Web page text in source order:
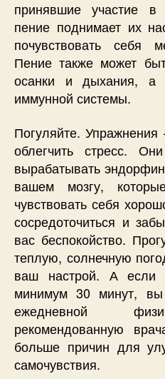
принявшие участие в
пение поднимает их
почувствовать себя
Пение также может
осанки и дыхания,
иммунной системы.
Погуляйте.
облегчить стресс.
вырабатывать
вашем мозгу,
чувствовать себя
сосредоточиться и
вас беспокойство.
теплую, солнечную
ваш настрой. А если
минимум 30 минут,
ежедневной
рекомендованную
больше причин для
самочувствия.